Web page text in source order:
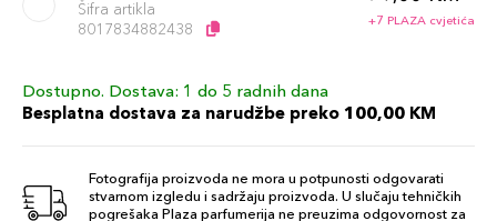
Šifra artikla
8017834882438
+7 PLAZA cvjetića
22 Rosa Acceso
Šifra artikla
71,00 KM
21 Rosa Antico
Dostupno. Dostava: 1 do 5 radnih dana
Besplatna dostava za narudžbe preko 100,00 KM
Fotografija proizvoda ne mora u potpunosti odgovarati
stvarnom izgledu i sadržaju proizvoda. U slučaju tehničkih
pogrešaka Plaza parfumerija ne preuzima odgovornost za